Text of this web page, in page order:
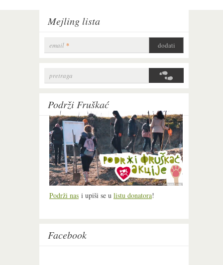
Mejling lista
email *
Search form
pretraga
Podrži Fruškać
Podrži nas i upiši se u listu donatora!
Facebook